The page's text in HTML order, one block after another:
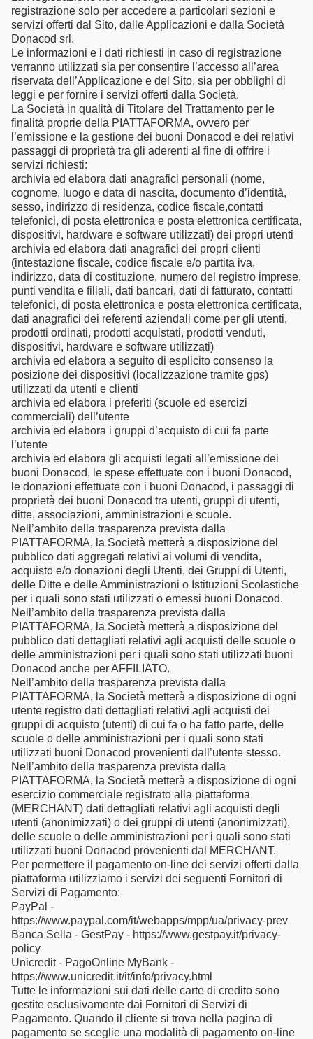
registrazione solo per accedere a particolari sezioni e
servizi offerti dal Sito, dalle Applicazioni e dalla Società
Donacod srl.
Le informazioni e i dati richiesti in caso di registrazione
verranno utilizzati sia per consentire l’accesso all’area
riservata dell’Applicazione e del Sito, sia per obblighi di
leggi e per fornire i servizi offerti dalla Società.
La Società in qualità di Titolare del Trattamento per le
finalità proprie della PIATTAFORMA, ovvero per
l’emissione e la gestione dei buoni Donacod e dei relativi
passaggi di proprietà tra gli aderenti al fine di offrire i
servizi richiesti:
archivia ed elabora dati anagrafici personali (nome,
cognome, luogo e data di nascita, documento d’identità,
sesso, indirizzo di residenza, codice fiscale,contatti
telefonici, di posta elettronica e posta elettronica certificata,
dispositivi, hardware e software utilizzati) dei propri utenti
archivia ed elabora dati anagrafici dei propri clienti
(intestazione fiscale, codice fiscale e/o partita iva,
indirizzo, data di costituzione, numero del registro imprese,
punti vendita e filiali, dati bancari, dati di fatturato, contatti
telefonici, di posta elettronica e posta elettronica certificata,
dati anagrafici dei referenti aziendali come per gli utenti,
prodotti ordinati, prodotti acquistati, prodotti venduti,
dispositivi, hardware e software utilizzati)
archivia ed elabora a seguito di esplicito consenso la
posizione dei dispositivi (localizzazione tramite gps)
utilizzati da utenti e clienti
archivia ed elabora i preferiti (scuole ed esercizi
commerciali) dell’utente
archivia ed elabora i gruppi d’acquisto di cui fa parte
l’utente
archivia ed elabora gli acquisti legati all’emissione dei
buoni Donacod, le spese effettuate con i buoni Donacod,
le donazioni effettuate con i buoni Donacod, i passaggi di
proprietà dei buoni Donacod tra utenti, gruppi di utenti,
ditte, associazioni, amministrazioni e scuole.
Nell’ambito della trasparenza prevista dalla
PIATTAFORMA, la Società metterà a disposizione del
pubblico dati aggregati relativi ai volumi di vendita,
acquisto e/o donazioni degli Utenti, dei Gruppi di Utenti,
delle Ditte e delle Amministrazioni o Istituzioni Scolastiche
per i quali sono stati utilizzati o emessi buoni Donacod.
Nell’ambito della trasparenza prevista dalla
PIATTAFORMA, la Società metterà a disposizione del
pubblico dati dettagliati relativi agli acquisti delle scuole o
delle amministrazioni per i quali sono stati utilizzati buoni
Donacod anche per AFFILIATO.
Nell’ambito della trasparenza prevista dalla
PIATTAFORMA, la Società metterà a disposizione di ogni
utente registro dati dettagliati relativi agli acquisti dei
gruppi di acquisto (utenti) di cui fa o ha fatto parte, delle
scuole o delle amministrazioni per i quali sono stati
utilizzati buoni Donacod provenienti dall’utente stesso.
Nell’ambito della trasparenza prevista dalla
PIATTAFORMA, la Società metterà a disposizione di ogni
esercizio commerciale registrato alla piattaforma
(MERCHANT) dati dettagliati relativi agli acquisti degli
utenti (anonimizzati) o dei gruppi di utenti (anonimizzati),
delle scuole o delle amministrazioni per i quali sono stati
utilizzati buoni Donacod provenienti dal MERCHANT.
Per permettere il pagamento on-line dei servizi offerti dalla
piattaforma utilizziamo i servizi dei seguenti Fornitori di
Servizi di Pagamento:
PayPal -
https://www.paypal.com/it/webapps/mpp/ua/privacy-prev
Banca Sella - GestPay - https://www.gestpay.it/privacy-
policy
Unicredit - PagoOnline MyBank -
https://www.unicredit.it/it/info/privacy.html
Tutte le informazioni sui dati delle carte di credito sono
gestite esclusivamente dai Fornitori di Servizi di
Pagamento. Quando il cliente si trova nella pagina di
pagamento se sceglie una modalità di pagamento on-line